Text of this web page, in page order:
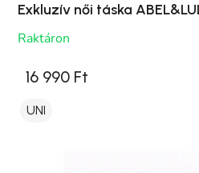
Exkluzív női táska
Raktáron
16 990 Ft
UNI